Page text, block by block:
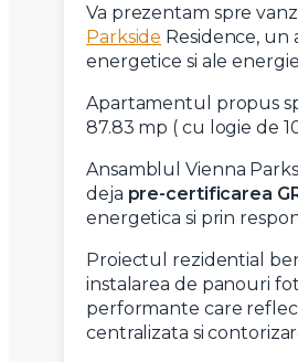
Va prezentam spre
Parkside Residence, un
energetice si ale
Apartamentul propus
87.83 mp ( cu logie de
Ansamblul Vienna
deja pre-certificarea
energetica si prin
Proiectul rezidential
instalarea de panouri
performante care
centralizata si